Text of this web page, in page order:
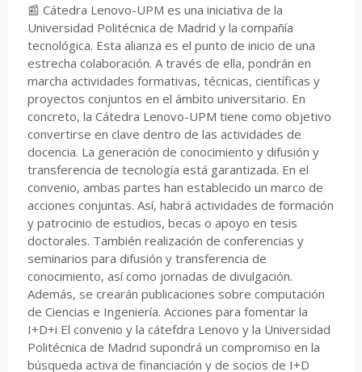
📰 Cátedra Lenovo-UPM es una iniciativa de la
Universidad Politécnica de Madrid y la compañía
tecnológica. Esta alianza es el punto de inicio de una
estrecha colaboración. A través de ella, pondrán en
marcha actividades formativas, técnicas, científicas y
proyectos conjuntos en el ámbito universitario. En
concreto, la Cátedra Lenovo-UPM tiene como objetivo
convertirse en clave dentro de las actividades de
docencia. La generación de conocimiento y difusión y
transferencia de tecnología está garantizada. En el
convenio, ambas partes han establecido un marco de
acciones conjuntas. Así, habrá actividades de formación
y patrocinio de estudios, becas o apoyo en tesis
doctorales. También realización de conferencias y
seminarios para difusión y transferencia de
conocimiento, así como jornadas de divulgación.
Además, se crearán publicaciones sobre computación
de Ciencias e Ingeniería. Acciones para fomentar la
I+D+i El convenio y la cátefdra Lenovo y la Universidad
Politécnica de Madrid supondrá un compromiso en la
búsqueda activa de financiación y de socios de I+D